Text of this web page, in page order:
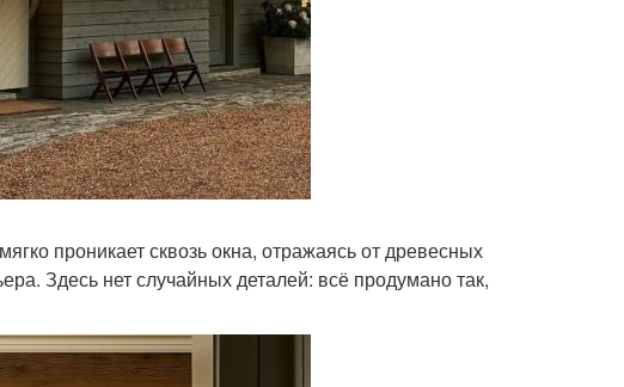
проникает сквозь окна, отражаясь от древесных
Здесь нет случайных деталей: всё продумано так,